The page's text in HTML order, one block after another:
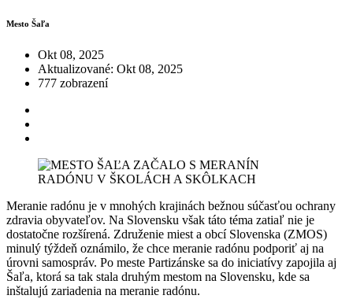
Mesto Šaľa
Okt 08, 2025
Aktualizované: Okt 08, 2025
777 zobrazení
Meranie radónu je v mnohých krajinách bežnou súčasťou ochrany
zdravia obyvateľov. Na Slovensku však táto téma zatiaľ nie je
dostatočne rozšírená. Združenie miest a obcí Slovenska (ZMOS)
minulý týždeň oznámilo, že chce meranie radónu podporiť aj na
úrovni samospráv. Po meste Partizánske sa do iniciatívy zapojila aj
Šaľa, ktorá sa tak stala druhým mestom na Slovensku, kde sa
inštalujú zariadenia na meranie radónu.